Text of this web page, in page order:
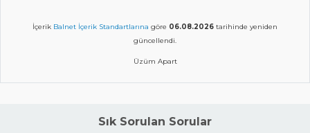
İçerik Balnet İçerik Standartlarına göre 06.08.2026 tarihinde yeniden
güncellendi.
Üzüm Apart
Sık Sorulan Sorular